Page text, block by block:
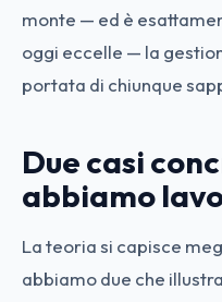
monte — ed è
oggi eccelle — la
portata di chiunque
Due casi
abbiamo
La teoria si capisce
abbiamo due che